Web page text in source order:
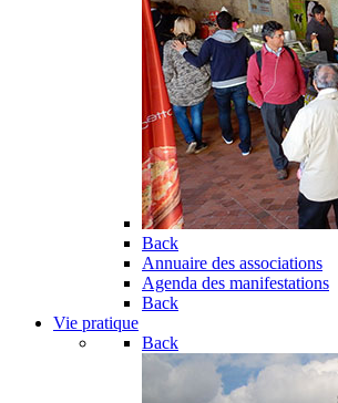
Back
Annuaire des associations
Agenda des manifestations
Back
Vie pratique
Back